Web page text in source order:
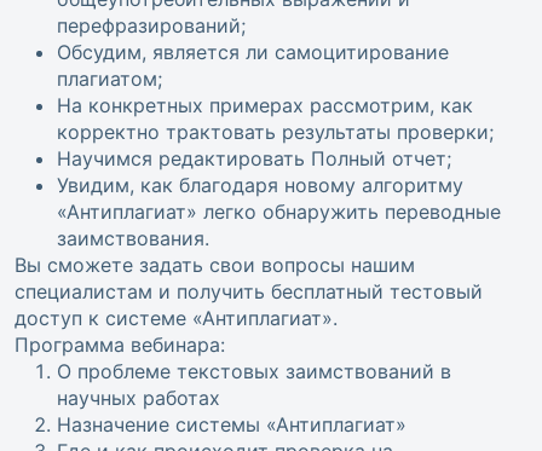
перефразирований;
Обсудим, является ли самоцитирование
плагиатом;
На конкретных примерах рассмотрим, как
корректно трактовать результаты проверки;
Научимся редактировать Полный отчет;
Увидим, как благодаря новому алгоритму
«Антиплагиат» легко обнаружить переводные
заимствования.
Вы сможете задать свои вопросы нашим
специалистам и получить бесплатный тестовый
доступ к системе «Антиплагиат».
Программа вебинара:
О проблеме текстовых заимствований в
научных работах
Назначение системы «Антиплагиат»